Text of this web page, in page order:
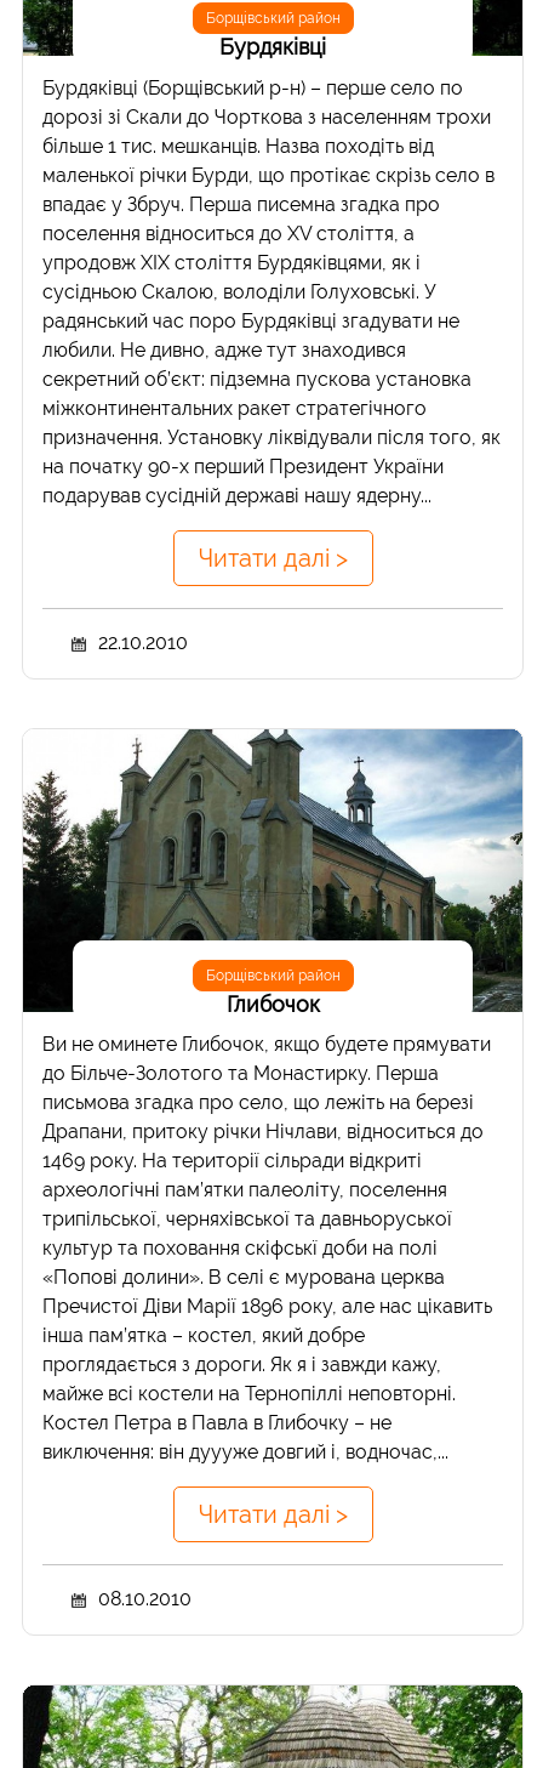
Борщівський район
Бурдяківці
Бурдяківці (Борщівський р-н) – перше село по
дорозі зі Скали до Чорткова з населенням трохи
більше 1 тис. мешканців. Назва походіть від
маленької річки Бурди, що протікає скрізь село в
впадає у Збруч. Перша писемна згадка про
поселення відноситься до XV століття, а
упродовж ХІХ століття Бурдяківцями, як і
сусідньою Скалою, володіли Голуховські. У
радянський час поро Бурдяківці згадувати не
любили. Не дивно, адже тут знаходився
секретний об’єкт: підземна пускова установка
міжконтинентальних ракет стратегічного
призначення. Установку ліквідували після того, як
на початку 90-х перший Президент України
подарував сусідній державі нашу ядерну...
Читати далі >
22.10.2010
Борщівський район
Глибочок
Ви не оминете Глибочок, якщо будете прямувати
до Більче-Золотого та Монастирку. Перша
письмова згадка про село, що лежіть на березі
Драпани, притоку річки Нічлави, відноситься до
1469 року. На території сільради відкриті
археологічні пам’ятки палеоліту, поселення
трипільської, черняхівської та давньоруської
культур та поховання скіфськї доби на полі
«Попові долини». В селі є мурована церква
Пречистої Діви Марії 1896 року, але нас цікавить
інша пам’ятка – костел, який добре
проглядається з дороги. Як я і завжди кажу,
майже всі костели на Тернопіллі неповторні.
Костел Петра в Павла в Глибочку – не
виключення: він дуууже довгий і, водночас,...
Читати далі >
08.10.2010